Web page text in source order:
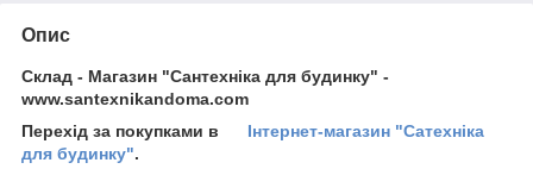
Опис
Склад - Магазин "Сантехніка для будинку" -
www.santexnikandoma.com
Перехід за покупками в Інтернет-магазин "Сатехніка
для будинку".